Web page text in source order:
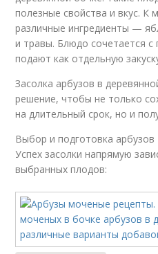
полезные свойства и вкус.
различные ингредиенты —
и травы. Блюдо сочетается с
подают как отдельную
Засолка арбузов в
решение, чтобы не только
на длительный срок, но и
Выбор и подготовка арбузов
Успех засолки напрямую
выбранных плодов: